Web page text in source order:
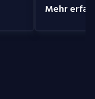
Mehr